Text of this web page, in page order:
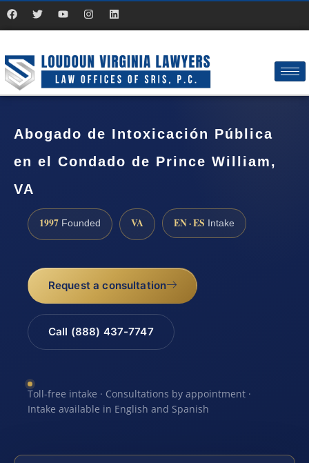
Abogado de Intoxicación Pública
en el Condado de Prince William,
VA
1997 Founded VA EN · ES Intake
Request a consultation
Call (888) 437-7747
Toll-free intake · Consultations by appointment ·
Intake available in English and Spanish